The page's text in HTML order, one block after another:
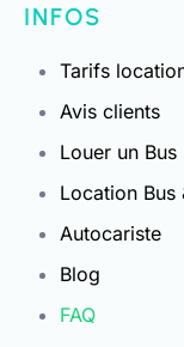
INFOS
Tarifs
Avis clients
Louer un
Location Bus
Autocariste
Blog
FAQ